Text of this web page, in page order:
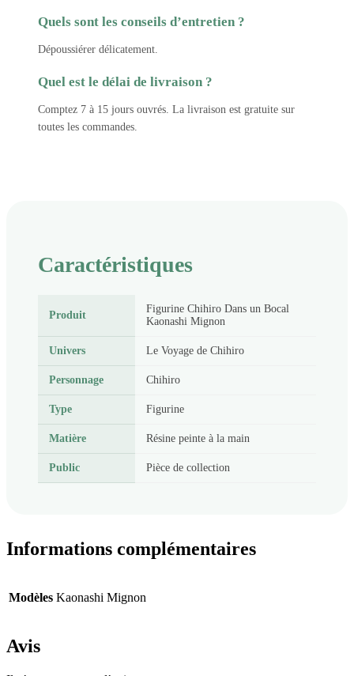
Quels sont les conseils d’entretien ?
Dépoussiérer délicatement.
Quel est le délai de livraison ?
Comptez 7 à 15 jours ouvrés. La livraison est gratuite sur
toutes les commandes.
Caractéristiques
Produit
Figurine Chihiro Dans un Bocal
Kaonashi Mignon
Univers Le Voyage de Chihiro
Personnage Chihiro
Type Figurine
Matière Résine peinte à la main
Public Pièce de collection
Informations complémentaires
Modèles Kaonashi Mignon
Avis